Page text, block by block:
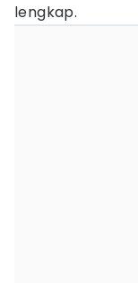
lengkap.